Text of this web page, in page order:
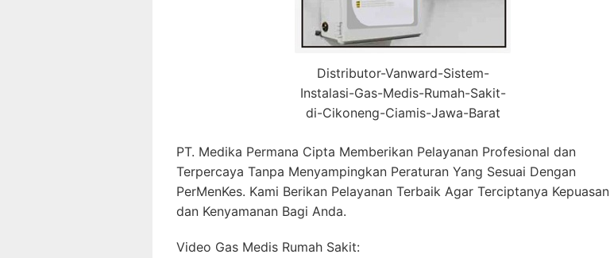
Distributor-Vanward-Sistem-
Instalasi-Gas-Medis-Rumah-Sakit-
di-Cikoneng-Ciamis-Jawa-Barat
PT. Medika Permana Cipta Memberikan Pelayanan Profesional dan
Terpercaya Tanpa Menyampingkan Peraturan Yang Sesuai Dengan
PerMenKes. Kami Berikan Pelayanan Terbaik Agar Terciptanya Kepuasan
dan Kenyamanan Bagi Anda.
Video Gas Medis Rumah Sakit: